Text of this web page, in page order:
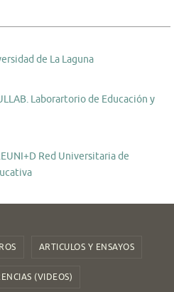
de La Laguna
Laborartorio de Educación y
Red Universitaria de
ARTICULOS Y ENSAYOS
(VIDEOS)